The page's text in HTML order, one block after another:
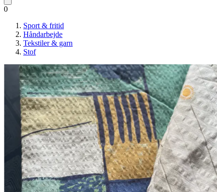
0
Sport & fritid
Håndarbejde
Tekstiler & garn
Stof